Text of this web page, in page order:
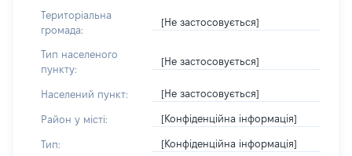
Територіальна
громада:
[Не застосовується]
Тип населеного
пункту:
[Не застосовується]
Населений пункт: [Не застосовується]
Район у місті: [Конфіденційна інформація]
Тип: [Конфіденційна інформація]